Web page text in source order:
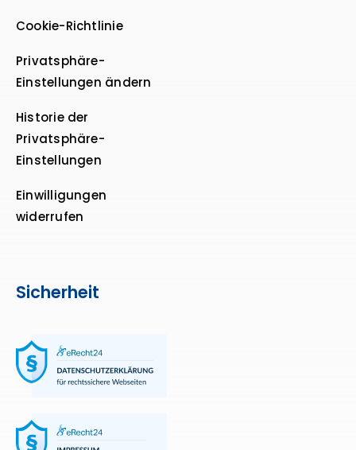
Cookie-Richtlinie
Privatsphäre-
Einstellungen ändern
Historie der
Privatsphäre-
Einstellungen
Einwilligungen
widerrufen
Sicherheit